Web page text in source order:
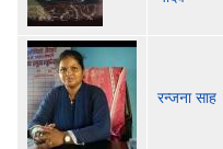
रन्जना साह